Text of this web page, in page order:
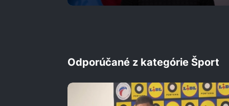
Odporúčané z kategórie Šport